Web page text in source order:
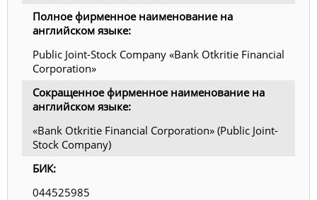
Полное фирменное наименование на
английском языке:
Public Joint-Stock Company «Bank Otkritie Financial
Corporation»
Сокращенное фирменное наименование на
английском языке:
«Bank Otkritie Financial Corporation» (Public Joint-
Stock Company)
БИК:
044525985